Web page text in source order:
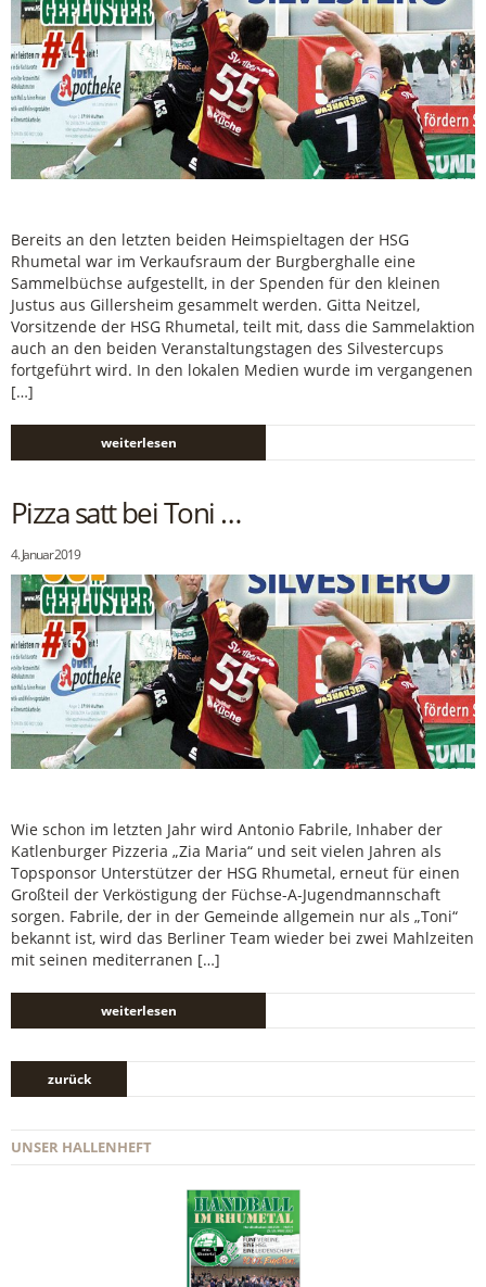
Bereits an den letzten beiden Heimspieltagen der HSG
Rhumetal war im Verkaufsraum der Burgberghalle eine
Sammelbüchse aufgestellt, in der Spenden für den kleinen
Justus aus Gillersheim gesammelt werden. Gitta Neitzel,
Vorsitzende der HSG Rhumetal, teilt mit, dass die Sammelaktion
auch an den beiden Veranstaltungstagen des Silvestercups
fortgeführt wird. In den lokalen Medien wurde im vergangenen
[…]
weiterlesen
Pizza satt bei Toni …
4. Januar 2019
Wie schon im letzten Jahr wird Antonio Fabrile, Inhaber der
Katlenburger Pizzeria „Zia Maria“ und seit vielen Jahren als
Topsponsor Unterstützer der HSG Rhumetal, erneut für einen
Großteil der Verköstigung der Füchse-A-Jugendmannschaft
sorgen. Fabrile, der in der Gemeinde allgemein nur als „Toni“
bekannt ist, wird das Berliner Team wieder bei zwei Mahlzeiten
mit seinen mediterranen […]
weiterlesen
zurück
UNSER HALLENHEFT